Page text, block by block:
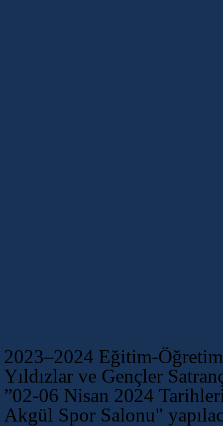
2023–2024 Eğitim-
Yıldızlar ve Gençler
”02-06 Nisan 2024
Akgül Spor Salonu"